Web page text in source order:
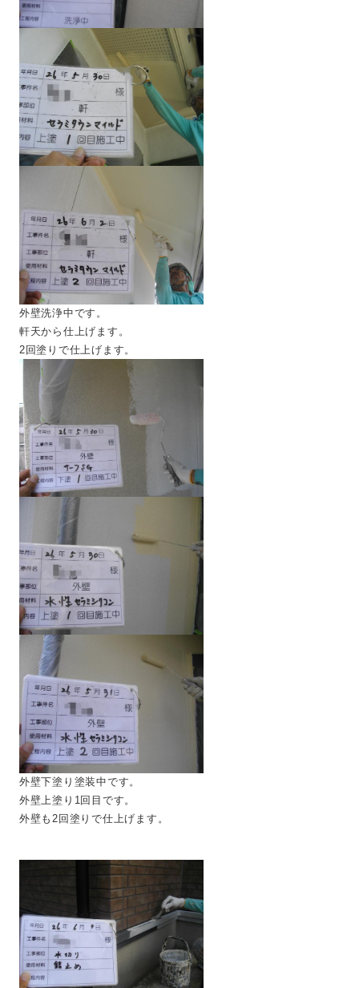
外壁洗浄中です。
軒天から仕上げます。
2回塗りで仕上げます。
外壁下塗り塗装中です。
外壁上塗り1回目です。
外壁も2回塗りで仕上げます。